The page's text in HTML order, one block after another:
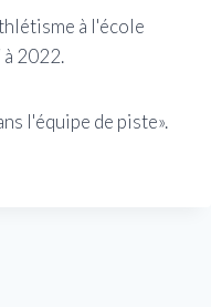
à l'école
2022.
l'équipe de piste».